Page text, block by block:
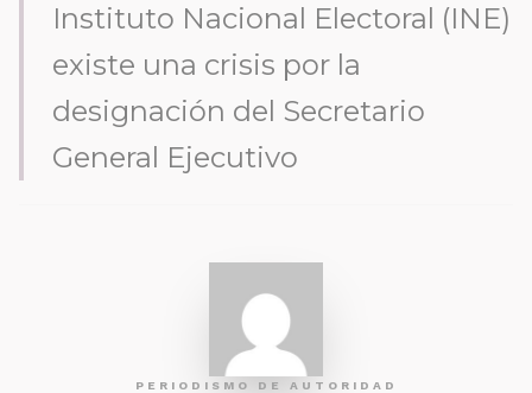
Instituto Nacional Electoral (INE)
existe una crisis por la
designación del Secretario
General Ejecutivo
PERIODISMO DE AUTORIDAD